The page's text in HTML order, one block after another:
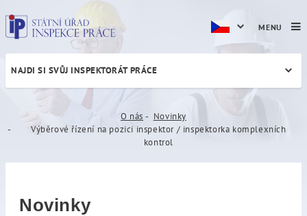
Výběrové řízení na pozici
NAJDI SI SVŮJ INSPEKTORÁT PRÁCE
O nás
Novinky
Výběrové řízení na pozici inspektor / inspektorka komplexních
kontrol
Novinky
MENU